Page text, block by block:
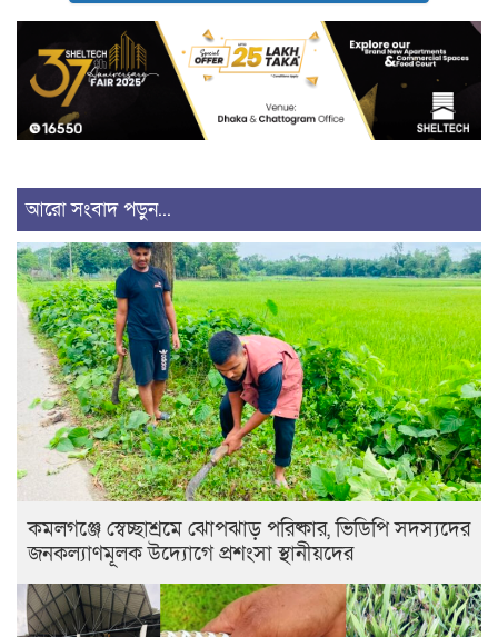
আরো সংবাদ পড়ুন...
কমলগঞ্জে স্বেচ্ছাশ্রমে ঝোপঝাড় পরিষ্কার, ভিডিপি সদস্যদের
জনকল্যাণমূলক উদ্যোগে প্রশংসা স্থানীয়দের